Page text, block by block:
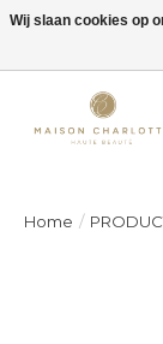
Gratis verzending
Home /
Wij slaan cookies op